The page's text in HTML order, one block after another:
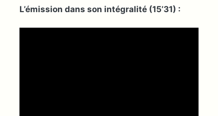
L’émission dans son intégralité (15’31) :